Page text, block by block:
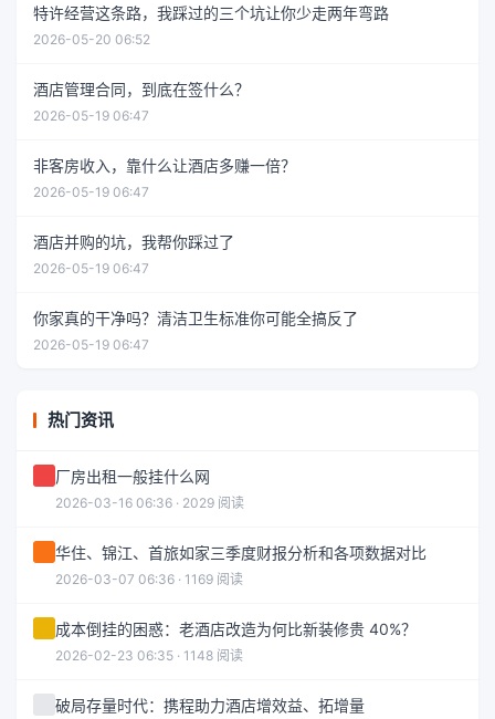
特许经营这条路，我踩过的三个坑让你少走两年弯路
2026-05-20 06:52
酒店管理合同，到底在签什么？
2026-05-19 06:47
非客房收入，靠什么让酒店多赚一倍？
2026-05-19 06:47
酒店并购的坑，我帮你踩过了
2026-05-19 06:47
你家真的干净吗？清洁卫生标准你可能全搞反了
2026-05-19 06:47
热门资讯
厂房出租一般挂什么网
2026-03-16 06:36 · 2029 阅读
华住、锦江、首旅如家三季度财报分析和各项数据对比
2026-03-07 06:36 · 1169 阅读
成本倒挂的困惑：老酒店改造为何比新装修贵 40%？
2026-02-23 06:35 · 1148 阅读
破局存量时代：携程助力酒店增效益、拓增量